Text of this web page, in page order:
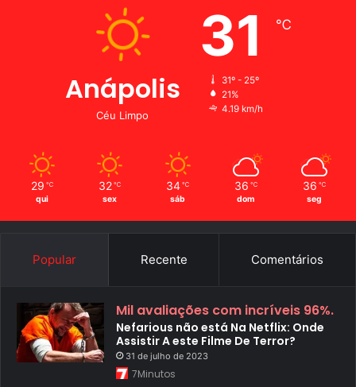
Anápolis
Céu Limpo
31 ℃
31º - 25º
21%
4.19 km/h
29 ℃
qui
32 ℃
sex
34 ℃
sáb
36 ℃
dom
36 ℃
seg
Popular Recente Comentários
Mil avaliações com incríveis 96%.
Nefarious não está Na Netflix: Onde
Assistir A este Filme De Terror?
31 de julho de 2023
7Minutos